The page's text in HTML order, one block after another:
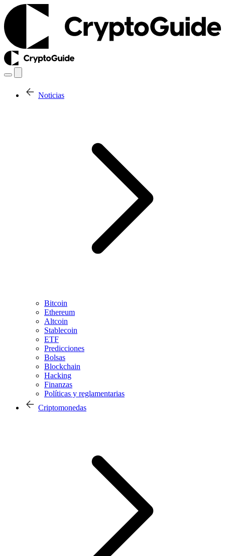
Noticias
Bitcoin
Ethereum
Altcoin
Stablecoin
ETF
Predicciones
Bolsas
Blockchain
Hacking
Finanzas
Políticas y reglamentarias
Criptomonedas